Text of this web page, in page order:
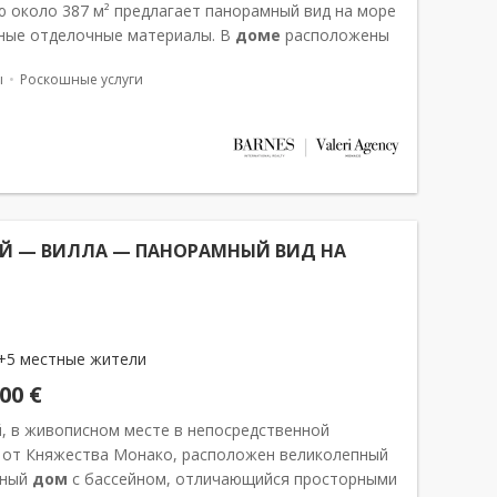
387 м² предлагает панорамный вид на море
отделочные материалы. В доме расположены
зона с тренажёрным...
Роскошные услуги
— ВИЛЛА — ПАНОРАМНЫЙ ВИД НА
местные жители
€
в живописном месте в непосредственной
от Княжества Монако, расположен великолепный
дом с бассейном, отличающийся просторными